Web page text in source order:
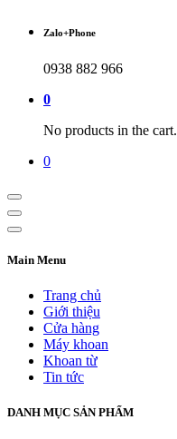
Zalo+Phone
0938 882 966
0
No products in the cart.
0
Main Menu
Trang chủ
Giới thiệu
Cửa hàng
Máy khoan
Khoan từ
Tin tức
DANH MỤC SẢN PHẨM